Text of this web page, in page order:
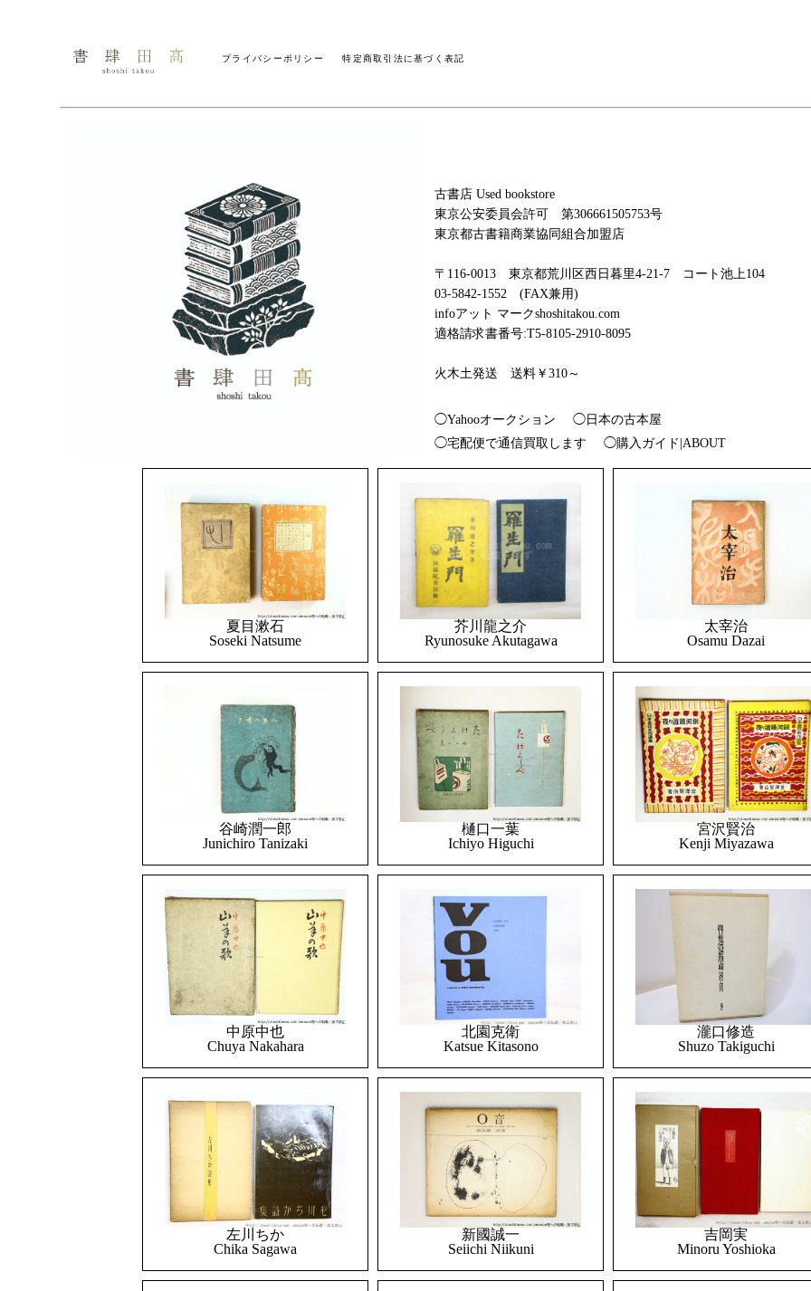
プライバシーポリシー 特定商取引法に基づく表記
古書店 Used bookstore
東京公安委員会許可 第306661505753号
東京都古書籍商業協同組合加盟店
〒116-0013 東京都荒川区西日暮里4-21-7 コート池上104
03-5842-1552 (FAX兼用)
infoアット マークshoshitakou.com
適格請求書番号:T5-8105-2910-8095
火木土発送 送料￥310～
◯Yahooオークション
◯日本の古本屋
◯宅配便で通信買取します
◯購入ガイド|ABOUT
夏目漱石
Soseki Natsume
芥川龍之介
Ryunosuke Akutagawa
太宰治
Osamu Dazai
谷崎潤一郎
Junichiro Tanizaki
樋口一葉
Ichiyo Higuchi
宮沢賢治
Kenji Miyazawa
中原中也
Chuya Nakahara
北園克衛
Katsue Kitasono
瀧口修造
Shuzo Takiguchi
左川ちか
Chika Sagawa
新國誠一
Seiichi Niikuni
吉岡実
Minoru Yoshioka